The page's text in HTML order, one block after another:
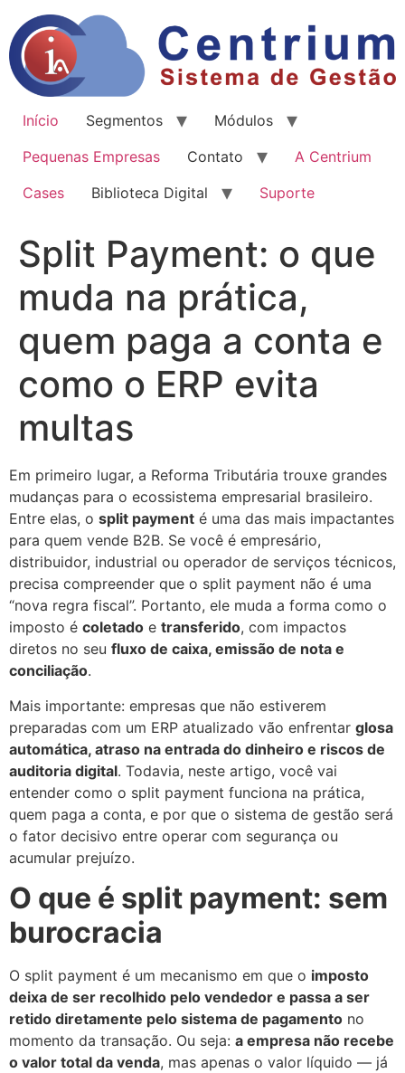
Início Segmentos
Módulos
Pequenas Empresas
Contato
A Centrium
Cases
Biblioteca Digital Suporte
Split Payment: o que
muda na prática,
quem paga a conta e
como o ERP evita
multas
Em primeiro lugar, a Reforma Tributária trouxe grandes
mudanças para o ecossistema empresarial brasileiro.
Entre elas, o split payment é uma das mais impactantes
para quem vende B2B. Se você é empresário,
distribuidor, industrial ou operador de serviços técnicos,
precisa compreender que o split payment não é uma
“nova regra fiscal”. Portanto, ele muda a forma como o
imposto é coletado e transferido, com impactos
diretos no seu fluxo de caixa, emissão de nota e
conciliação.
Mais importante: empresas que não estiverem
preparadas com um ERP atualizado vão enfrentar glosa
automática, atraso na entrada do dinheiro e riscos de
auditoria digital. Todavia, neste artigo, você vai
entender como o split payment funciona na prática,
quem paga a conta, e por que o sistema de gestão será
o fator decisivo entre operar com segurança ou
acumular prejuízo.
O que é split payment: sem
burocracia
O split payment é um mecanismo em que o imposto
deixa de ser recolhido pelo vendedor e passa a ser
retido diretamente pelo sistema de pagamento no
momento da transação. Ou seja: a empresa não recebe
o valor total da venda, mas apenas o valor líquido — já